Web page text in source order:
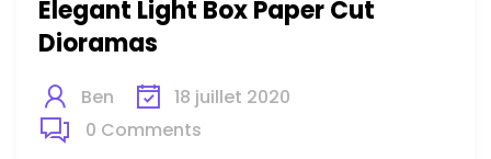
Elegant Light Box Paper Cut
Dioramas
Ben
18 juillet 2020
0 Comments